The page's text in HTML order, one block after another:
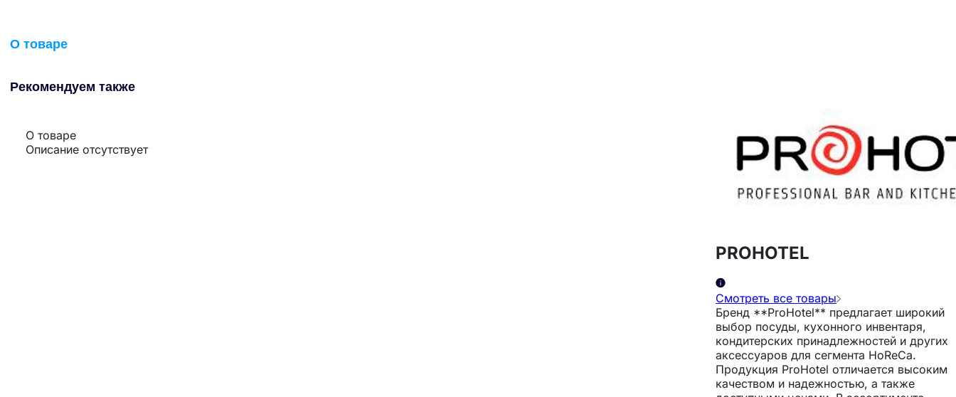
О товаре
Рекомендуем также
О товаре
Описание отсутствует
PROHOTEL
Смотреть все товары
Бренд **ProHotel** предлагает широкий
выбор посуды, кухонного инвентаря,
кондитерских принадлежностей и других
аксессуаров для сегмента HoReCa.
Продукция ProHotel отличается высоким
качеством и надежностью, а также